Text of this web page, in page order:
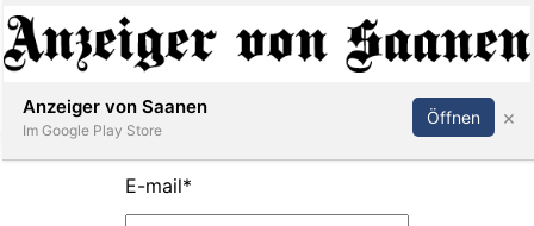
Abonnieren Anmelden
E-mail*
Anzeiger von Saanen
Im Google Play Store
Öffnen ×